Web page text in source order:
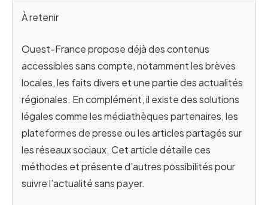
À retenir
Ouest-France propose déjà des contenus
accessibles sans compte, notamment les brèves
locales, les faits divers et une partie des actualités
régionales. En complément, il existe des solutions
légales comme les médiathèques partenaires, les
plateformes de presse ou les articles partagés sur
les réseaux sociaux. Cet article détaille ces
méthodes et présente d’autres possibilités pour
suivre l’actualité sans payer.